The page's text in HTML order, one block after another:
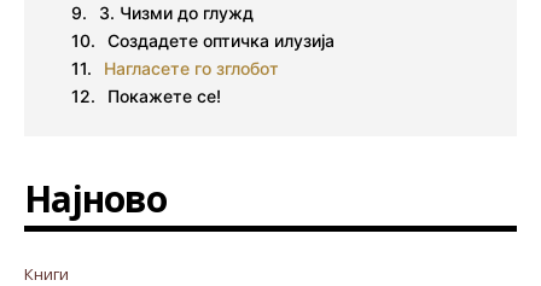
3. Чизми до глужд
Создадете оптичка илузија
Нагласете го зглобот
Покажете се!
Најново
Книги